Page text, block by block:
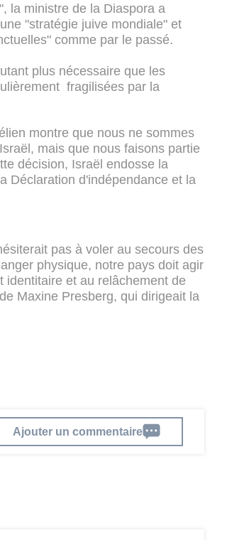
la ministre de la Diaspora a
"stratégie juive mondiale" et
comme par le passé.
plus nécessaire que les
fragilisées par la
montre que nous ne sommes
mais que nous faisons partie
décision, Israël endosse la
Déclaration d'indépendance et la
pas à voler au secours des
physique, notre pays doit agir
identitaire et au relâchement de
Maxine Presberg, qui dirigeait la
Ajouter un commentaire